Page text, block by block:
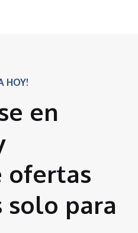
HOY!
en
ofertas
solo para